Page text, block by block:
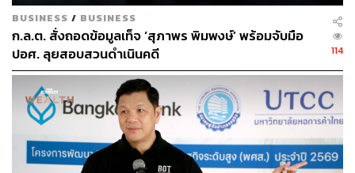
ประลองยุทธ ผงงอย
THE STANDARD WEALTH Feature Editor
BUSINESS / BUSINESS
ก.ล.ต. สั่งถอดข้อมูลเท็จ ‘สุภาพร พิมพงษ์’ พร้อมจับมือ
ปอศ. ลุยสอบสวนดำเนินคดี
114